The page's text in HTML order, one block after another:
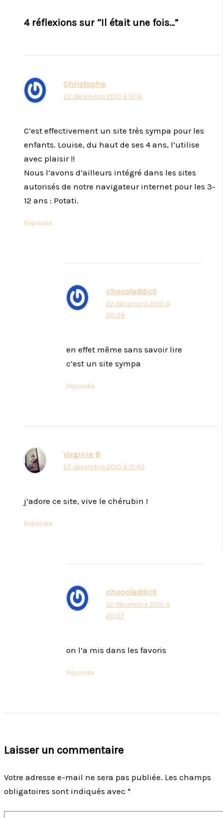
4 réflexions sur “Il était une fois…”
Christophe
22 décembre 2010 à 13:14
C’est effectivement un site très sympa pour les
enfants. Louise, du haut de ses 4 ans, l’utilise
avec plaisir !!
Nous l’avons d’ailleurs intégré dans les sites
autorisés de notre navigateur internet pour les 3-
12 ans : Potati.
Répondre
chocoladdict
22 décembre 2010 à
20:38
en effet même sans savoir lire
c’est un site sympa
Répondre
Virginie B
22 décembre 2010 à 13:43
j’adore ce site, vive le chérubin !
Répondre
chocoladdict
22 décembre 2010 à
20:37
on l’a mis dans les favoris
Répondre
Laisser un commentaire
Votre adresse e-mail ne sera pas publiée. Les champs
obligatoires sont indiqués avec *